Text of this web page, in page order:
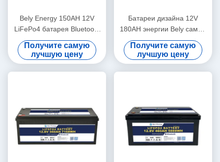
Bely Energy 150AH 12V
LiFePo4 батарея Bluetooth
и самонагрев для Yachit
Medical
Получите самую
лучшую цену
Батареи дизайна 12V
180AH энергии Bely самые
последние для Bluetooth
для базовой станции RV
накопления энергии UPS
Получите самую
лучшую цену